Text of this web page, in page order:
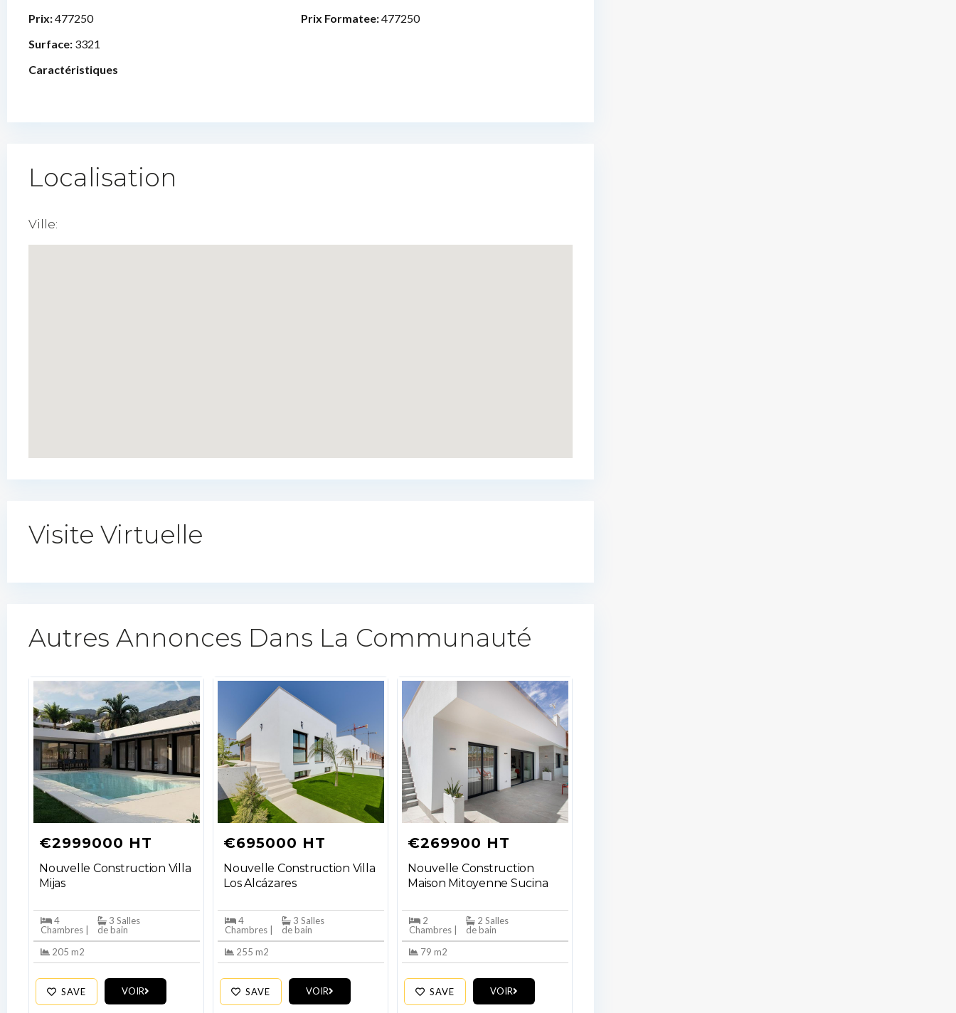
Prix:477250 Prix Formatee:477250
Surface: 3321
Caractéristiques
Localisation
Ville:
Visite Virtuelle
Autres Annonces Dans La Communauté​
€2999000 HT
Nouvelle Construction Villa
Mijas
4
Chambres |
3 Salles
de bain
205 m2
SAVE VOIR
€695000 HT
Nouvelle Construction Villa
Los Alcázares
4
Chambres |
3 Salles
de bain
255 m2
SAVE VOIR
€269900 HT
Nouvelle Construction
Maison Mitoyenne Sucina
2
Chambres |
2 Salles
de bain
79 m2
SAVE VOIR